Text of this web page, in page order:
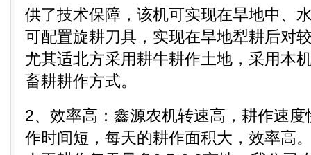
供了技术保障，该机可实现在旱地中、
可配置旋耕刀具，实现在旱地犁耕后对
尤其适北方采用耕牛耕作土地，采用本
畜耕耕作方式。
2、效率高：鑫源农机转速高，耕作速
作时间短，每天的耕作面积大，效率高